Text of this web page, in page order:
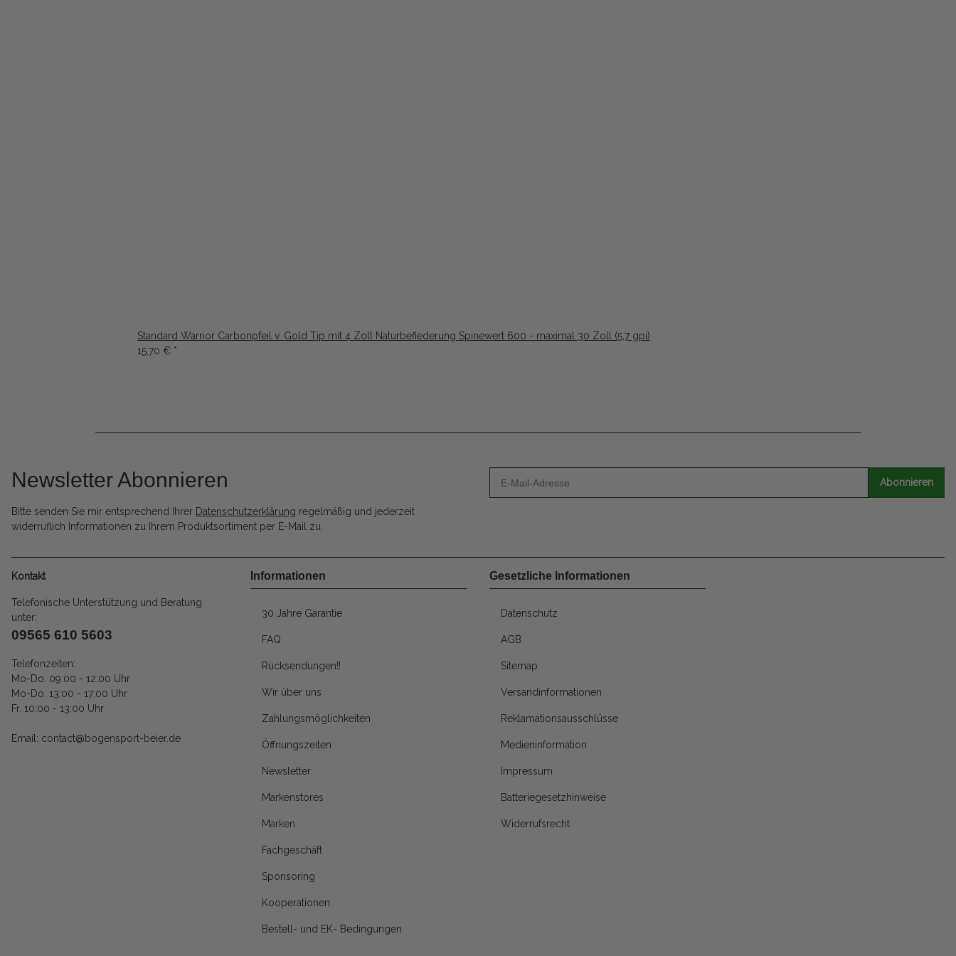
Standard Warrior Carbonpfeil v. Gold Tip mit 4 Zoll Naturbefiederung Spinewert 600 - maximal 30 Zoll (5,7 gpi)
15,70 € *
Newsletter Abonnieren
Bitte senden Sie mir entsprechend Ihrer Datenschutzerklärung regelmäßig und jederzeit
widerruflich Informationen zu Ihrem Produktsortiment per E-Mail zu.
Abonnieren
Kontakt
Telefonische Unterstützung und Beratung
unter:
09565 610 5603
Telefonzeiten:
Mo-Do. 09:00 - 12:00 Uhr
Mo-Do. 13:00 - 17:00 Uhr
Fr. 10:00 - 13:00 Uhr
Email: contact@bogensport-beier.de
Informationen
30 Jahre Garantie
FAQ
Rücksendungen!!
Wir über uns
Zahlungsmöglichkeiten
Öffnungszeiten
Newsletter
Markenstores
Marken
Fachgeschäft
Sponsoring
Kooperationen
Bestell- und EK- Bedingungen
Gesetzliche Informationen
Datenschutz
AGB
Sitemap
Versandinformationen
Reklamationsausschlüsse
Medieninformation
Impressum
Batteriegesetzhinweise
Widerrufsrecht